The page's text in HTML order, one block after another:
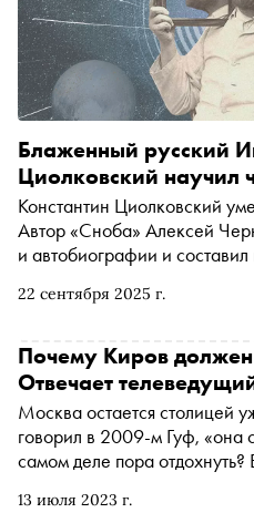
22 сентября 2025 г.
Блаженный русский
Циолковский научил
Константин Циолковский
Автор «Сноба» Алексей
и автобиографии и
юродивого. О том, как
мечтал о превращении
энергию, проектировал
своих учениц прыгать с
материале «Сноба»
13 июля 2023 г.
Почему Киров должен
Отвечает
Москва остается столицей
говорил в 2009-м Гуф, «она
самом деле пора отдохнуть? В 103-м номере
кировчанину ответить на